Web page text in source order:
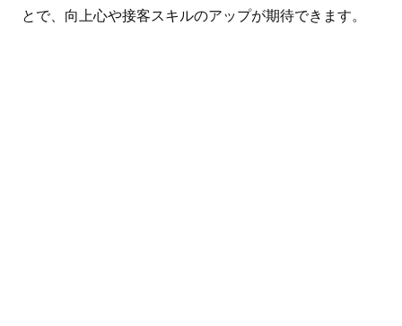
とで、向上心や接客スキルのアップが期待できます。